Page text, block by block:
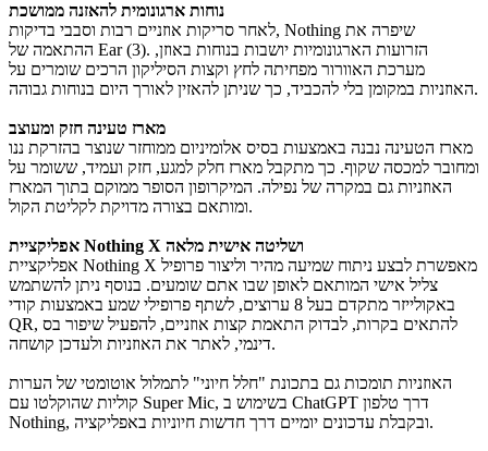
נוחות ארגונומית להאזנה ממושכת
לאחר סריקות אוזניים רבות וסבבי בדיקות, Nothing שיפרה את
ההתאמה של Ear (3). הזרועות הארגונומיות יושבות בנוחות באוזן,
מערכת האוורור מפחיתה לחץ וקצות הסיליקון הרכים שומרים על
האוזניות במקומן בלי להכביד, כך שניתן להאזין לאורך היום בנוחות גבוהה.
מארז טעינה חזק ומעוצב
מארז הטעינה נבנה באמצעות בסיס אלומיניום ממוחזר שנוצר בהזרקת ננו
ומחובר למכסה שקוף. כך מתקבל מארז חלק למגע, חזק ועמיד, ששומר על
האוזניות גם במקרה של נפילה. המיקרופון הסופר ממוקם בתוך המארז
ומותאם בצורה מדויקת לקליטת הקול.
אפליקציית Nothing X ושליטה אישית מלאה
אפליקציית Nothing X מאפשרת לבצע ניתוח שמיעה מהיר וליצור פרופיל
צליל אישי המותאם לאופן שבו אתם שומעים. בנוסף ניתן להשתמש
באקולייזר מתקדם בעל 8 ערוצים, לשתף פרופילי שמע באמצעות קודי
QR, להתאים בקרות, לבדוק התאמת קצות אוזניים, להפעיל שיפור בס
דינמי, לאתר את האוזניות ולעדכן קושחה.
האוזניות תומכות גם בתכונת "חלל חיוני" לתמלול אוטומטי של הערות
קוליות שהוקלטו עם Super Mic, בשימוש ב ChatGPT דרך טלפון
Nothing, ובקבלת עדכונים יומיים דרך חדשות חיוניות באפליקציה.